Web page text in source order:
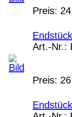
Preis:
Art.-Nr.:
Preis: